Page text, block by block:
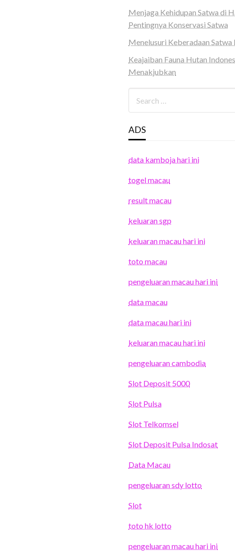
Menjaga Kehidupan Satwa di
Pentingnya Konservasi Satwa
Menelusuri Keberadaan Satwa
Keajaiban Fauna Hutan
Menakjubkan
ADS
data kamboja hari ini
togel macau
result macau
keluaran sgp
keluaran macau hari ini
toto macau
pengeluaran macau hari ini
data macau
data macau hari ini
keluaran macau hari ini
pengeluaran cambodia
Slot Deposit 5000
Slot Pulsa
Slot Telkomsel
Slot Deposit Pulsa Indosat
Data Macau
pengeluaran sdy lotto
Slot
toto hk lotto
pengeluaran macau hari ini